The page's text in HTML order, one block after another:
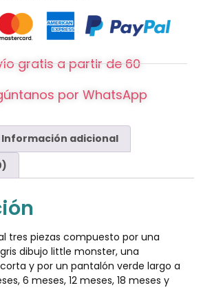
gratis a partir de 60
por WhatsApp
Información adicional
tres piezas compuesto por una
dibujo little monster, una
y por un pantalón verde largo a
6 meses, 12 meses, 18 meses y